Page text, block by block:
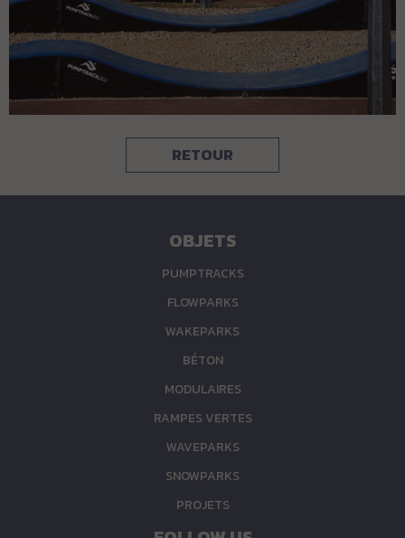
RETOUR
OBJETS
PUMPTRACKS
FLOWPARKS
WAKEPARKS
BÉTON
MODULAIRES
RAMPES VERTES
WAVEPARKS
SNOWPARKS
PROJETS